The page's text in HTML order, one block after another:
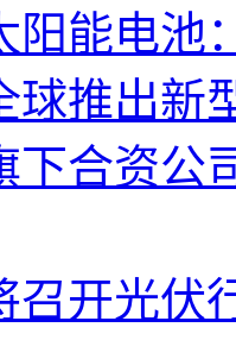
阳能电池
球推出新
下合资公
召开光伏